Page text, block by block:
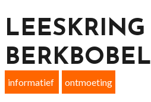
LEESKRING
BERKBOBEL
informatief ontmoeting